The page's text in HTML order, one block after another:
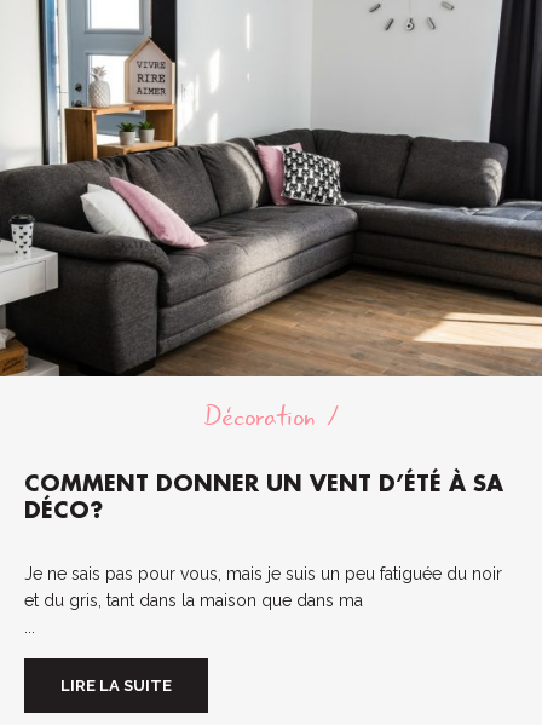
Décoration
COMMENT DONNER UN VENT D’ÉTÉ À SA
DÉCO?
Je ne sais pas pour vous, mais je suis un peu fatiguée du noir
et du gris, tant dans la maison que dans ma
LIRE LA SUITE